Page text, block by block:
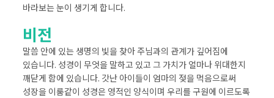
바라보는 눈이 생기게 합니다.
비전
말씀 안에 있는 생명의 빛을 찾아 주님과의 관계가 깊어짐에
있습니다. 성경이 무엇을 말하고 있고 그 가치가 얼마나 위대한지
깨닫게 함에 있습니다. 갓난 아이들이 엄마의 젖을 먹음으로써
성장을 이룸같이 성경은 영적인 양식이며 우리를 구원에 이르도록